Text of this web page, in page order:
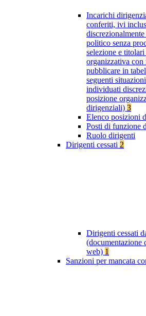
Incarichi
conferiti, ivi
politico senza
selezione e
organizzativa
pubblicare in
seguenti
individuati
posizione
dirigenziali) 3
Elenco posizioni
Posti di funzione
Ruolo dirigenti
Dirigenti cessati 2
Dirigenti cessati
(documentazione
web) 1
Sanzioni per mancata